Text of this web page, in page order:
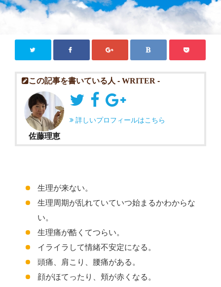
この記事を書いている人 - WRITER -
佐藤理恵
詳しいプロフィールはこちら
生理が来ない。
生理周期が乱れていていつ始まるかわからな
い。
生理痛が酷くてつらい。
イライラして情緒不安定になる。
頭痛、肩こり、腰痛がある。
顔がほてったり、頬が赤くなる。